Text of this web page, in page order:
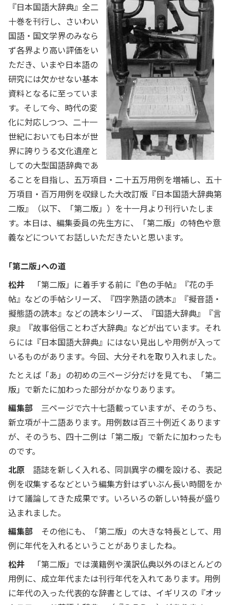
『日本国語大辞典』全二
十巻を刊行し、さいわい
国語・国文学界のみなら
ず各界より高い評価をい
ただき、いまや日本語の
研究には欠かせない基本
資料となるに至っていま
す。そして今、時代の変
化に対応しつつ、二十一
世紀においても日本が世
界に誇りうる文化遺産と
しての大型国語辞典であ
ることを目指し、五万項目・二十五万用例を増補し、五十
万項目・百万用例を収録した大改訂版『日本国語大辞典第
二版』（以下、「第二版」）を十一月より刊行いたしま
す。本日は、編集委員の先生方に、「第二版」の特色や意
義などについてお話しいただきたいと思います。
「第二版」への道
松井 「第二版」に着手する前に『色の手帖』『花の手
帖』などの手帖シリーズ、『四字熟語の読本』『擬音語・
擬態語の読本』などの読本シリーズ、『国語大辞典』『言
泉』『故事俗信ことわざ大辞典』などが出ています。それ
らには『日本国語大辞典』にはない見出しや用例が入って
いるものがあります。今回、大分それを取り入れました。
たとえば「あ」の初めの三ページ分だけを見ても、「第二
版」で新たに加わった部分がかなりあります。
編集部 三ページで六十七語載っていますが、そのうち、
新立項が十二語あります。用例数は百三十例近くあります
が、そのうち、四十二例は「第二版」で新たに加わったも
のです。
北原 語誌を新しく入れる、同訓異字の欄を設ける、表記
例を収集するなどという編集方針はずいぶん長い時間をか
けて議論してきた成果です。いろいろの新しい特長が盛り
込まれました。
編集部 その他にも、「第二版」の大きな特長として、用
例に年代を入れるということがありましたね。
松井 「第二版」では漢籍例や漢訳仏典以外のほとんどの
用例に、成立年代または刊行年代を入れてあります。用例
に年代の入った代表的な辞書としては、イギリスの『オッ